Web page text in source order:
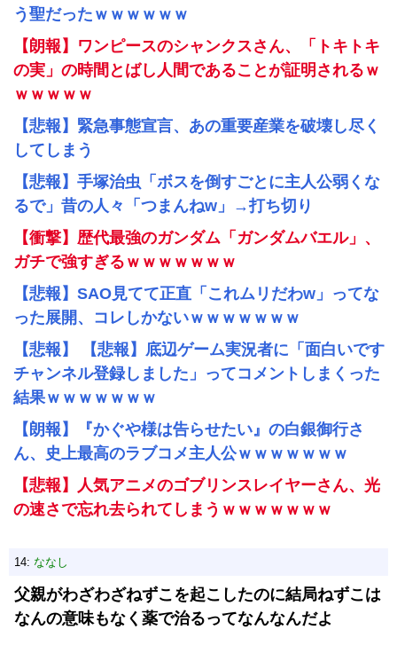
う聖だったｗｗｗｗｗｗ
【朗報】ワンピースのシャンクスさん、「トキトキ
の実」の時間とばし人間であることが証明されるｗ
ｗｗｗｗｗ
【悲報】緊急事態宣言、あの重要産業を破壊し尽く
してしまう
【悲報】手塚治虫「ボスを倒すごとに主人公弱くな
るで」昔の人々「つまんねw」→打ち切り
【衝撃】歴代最強のガンダム「ガンダムバエル」、
ガチで強すぎるｗｗｗｗｗｗｗ
【悲報】SAO見てて正直「これムリだわw」ってな
った展開、コレしかないｗｗｗｗｗｗｗ
【悲報】 【悲報】底辺ゲーム実況者に「面白いです
チャンネル登録しました」ってコメントしまくった
結果ｗｗｗｗｗｗｗ
【朗報】『かぐや様は告らせたい』の白銀御行さ
ん、史上最高のラブコメ主人公ｗｗｗｗｗｗｗ
【悲報】人気アニメのゴブリンスレイヤーさん、光
の速さで忘れ去られてしまうｗｗｗｗｗｗｗ
14: ななし
父親がわざわざねずこを起こしたのに結局ねずこは
なんの意味もなく薬で治るってなんなんだよ